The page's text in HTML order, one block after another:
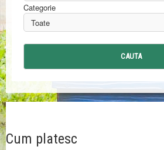
Categorie
Cum platesc